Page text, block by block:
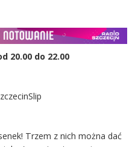
20.00 do 22.00
Trzem z nich można dać